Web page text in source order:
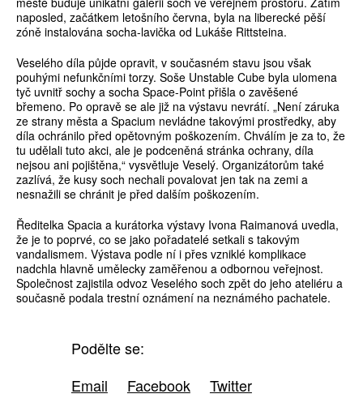
naposled, začátkem letošního června, byla na liberecké pěší
zóně instalována socha-lavička od Lukáše Rittsteina.
Veselého díla půjde opravit, v současném stavu jsou však
pouhými nefunkčními torzy. Soše Unstable Cube byla ulomena
tyč uvnitř sochy a socha Space-Point přišla o zavěšené
břemeno. Po opravě se ale již na výstavu nevrátí. „Není záruka
ze strany města a Spacium nevládne takovými prostředky, aby
díla ochránilo před opětovným poškozením. Chválím je za to, že
tu udělali tuto akci, ale je podceněná stránka ochrany, díla
nejsou ani pojištěna,“ vysvětluje Veselý. Organizátorům také
zazlívá, že kusy soch nechali povalovat jen tak na zemi a
nesnažili se chránit je před dalším poškozením.
Ředitelka Spacia a kurátorka výstavy Ivona Raimanová uvedla,
že je to poprvé, co se jako pořadatelé setkali s takovým
vandalismem. Výstava podle ní i přes vzniklé komplikace
nadchla hlavně umělecky zaměřenou a odbornou veřejnost.
Společnost zajistila odvoz Veselého soch zpět do jeho ateliéru a
současně podala trestní oznámení na neznámého pachatele.
Podělte se:
Email
Facebook Twitter